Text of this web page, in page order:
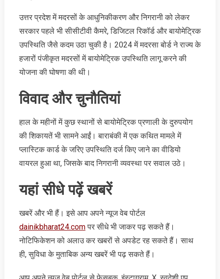
उत्तर प्रदेश में मदरसों के आधुनिकीकरण और निगरानी को लेकर
सरकार पहले भी सीसीटीवी कैमरे, डिजिटल रिकॉर्ड और बायोमेट्रिक
उपस्थिति जैसे कदम उठा चुकी है। 2024 में मदरसा बोर्ड ने राज्य के
हजारों पंजीकृत मदरसों में बायोमेट्रिक उपस्थिति लागू करने की
योजना की घोषणा की थी।
विवाद और चुनौतियां
हाल के महीनों में कुछ स्थानों से बायोमेट्रिक प्रणाली के दुरुपयोग
की शिकायतें भी सामने आईं। बाराबंकी में एक कथित मामले में
प्लास्टिक कार्ड के जरिए उपस्थिति दर्ज किए जाने का वीडियो
वायरल हुआ था, जिसके बाद निगरानी व्यवस्था पर सवाल उठे।
यहां सीधे पढ़ें खबरें
खबरें और भी हैं। इसे आप अपने न्‍यूज वेब पोर्टल
dainikbharat24.comपर सीधे भी जाकर पढ़ सकते हैं।
नोटिफिकेशन को अलाउ कर खबरों से अपडेट रह सकते हैं। साथ
ही, सुविधा के मुताबिक अन्‍य खबरें भी पढ़ सकते हैं।